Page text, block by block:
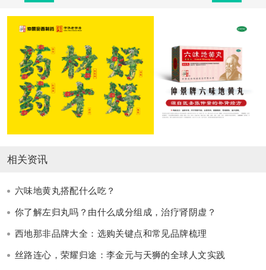
相关资讯
六味地黄丸搭配什么吃？
你了解左归丸吗？由什么成分组成，治疗肾阴虚？
西地那非品牌大全：选购关键点和常见品牌梳理
丝路连心，荣耀归途：李金元与天狮的全球人文实践